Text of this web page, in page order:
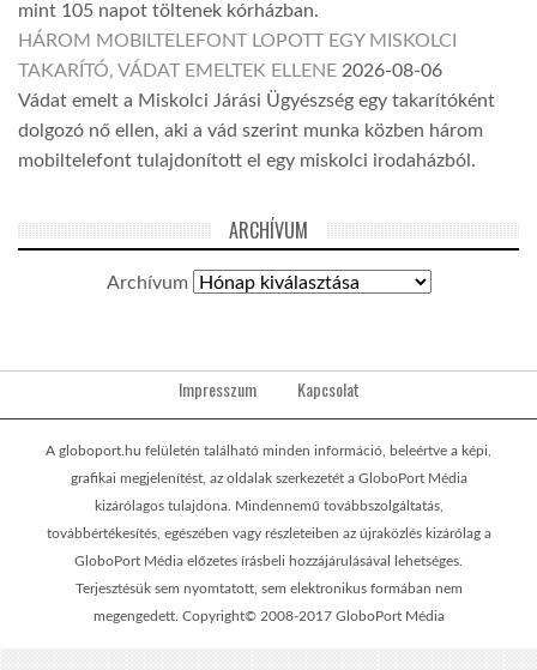
mint 105 napot töltenek kórházban.
HÁROM MOBILTELEFONT LOPOTT EGY MISKOLCI
TAKARÍTÓ, VÁDAT EMELTEK ELLENE 2026-08-06
Vádat emelt a Miskolci Járási Ügyészség egy takarítóként
dolgozó nő ellen, aki a vád szerint munka közben három
mobiltelefont tulajdonított el egy miskolci irodaházból.
ARCHÍVUM
Archívum
Impresszum Kapcsolat
A globoport.hu felületén található minden információ, beleértve a képi,
grafikai megjelenítést, az oldalak szerkezetét a GloboPort Média
kizárólagos tulajdona. Mindennemű továbbszolgáltatás,
továbbértékesítés, egészében vagy részleteiben az újraközlés kizárólag a
GloboPort Média előzetes írásbeli hozzájárulásával lehetséges.
Terjesztésük sem nyomtatott, sem elektronikus formában nem
megengedett. Copyright© 2008-2017 GloboPort Média